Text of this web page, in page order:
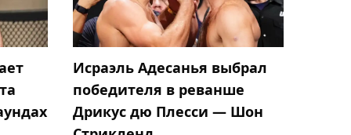
Махачеву предложили
06:21, Сегодня
Чемпион Almaty Open
05:41, Сегодня
Исраэль Адесанья выбрал
победителя в реванше
Дрикус дю Плесси — Шон